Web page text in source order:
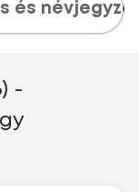
és
-